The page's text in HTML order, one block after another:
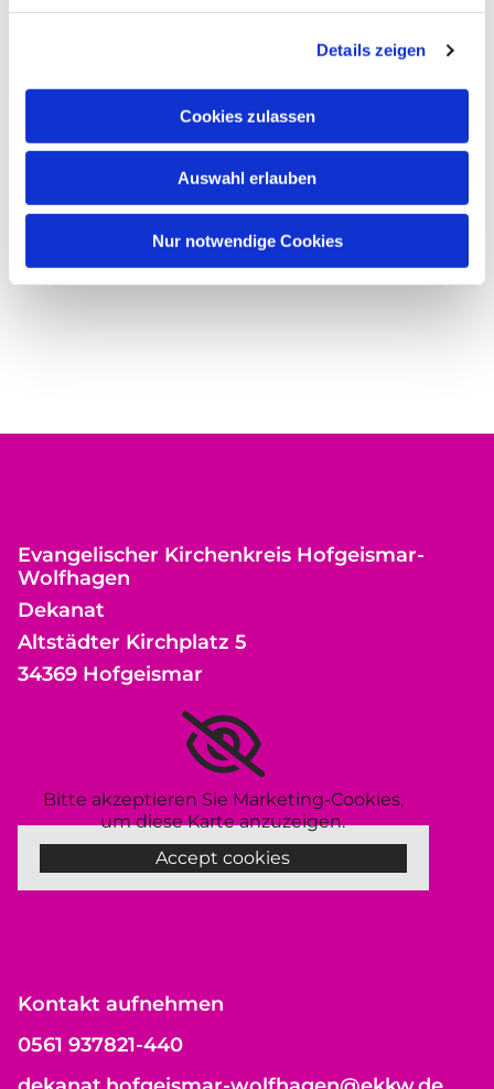
Details zeigen
Cookies zulassen
Auswahl erlauben
Nur notwendige Cookies
Evangelischer Kirchenkreis Hofgeismar-
Wolfhagen
Dekanat
Altstädter Kirchplatz 5
34369 Hofgeismar
Bitte akzeptieren Sie Marketing-Cookies,
um diese Karte anzuzeigen.
Accept cookies
Kontakt aufnehmen
0561 937821-440